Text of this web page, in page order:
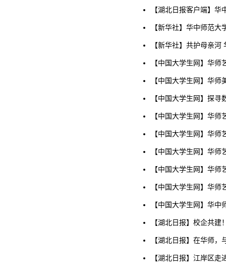
【湖北日报客户端】
【新华社】华中师范大
【新华社】共护母亲
【中国大学生网】华
【中国大学生网】华
【中国大学生网】探
【中国大学生网】华
【中国大学生网】华
【中国大学生网】华
【中国大学生网】华
【中国大学生网】华
【中国大学生网】华
【湖北日报】校企共
【湖北日报】在华师，
【湖北日报】江岸区